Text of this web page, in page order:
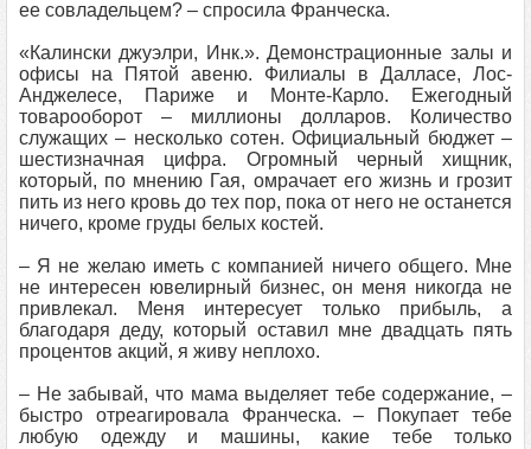
ее совладельцем? – спросила Франческа.
«Калински джуэлри, Инк.». Демонстрационные залы и
офисы на Пятой авеню. Филиалы в Далласе, Лос-
Анджелесе, Париже и Монте-Карло. Ежегодный
товарооборот – миллионы долларов. Количество
служащих – несколько сотен. Официальный бюджет –
шестизначная цифра. Огромный черный хищник,
который, по мнению Гая, омрачает его жизнь и грозит
пить из него кровь до тех пор, пока от него не останется
ничего, кроме груды белых костей.
– Я не желаю иметь с компанией ничего общего. Мне
не интересен ювелирный бизнес, он меня никогда не
привлекал. Меня интересует только прибыль, а
благодаря деду, который оставил мне двадцать пять
процентов акций, я живу неплохо.
– Не забывай, что мама выделяет тебе содержание, –
быстро отреагировала Франческа. – Покупает тебе
любую одежду и машины, какие тебе только